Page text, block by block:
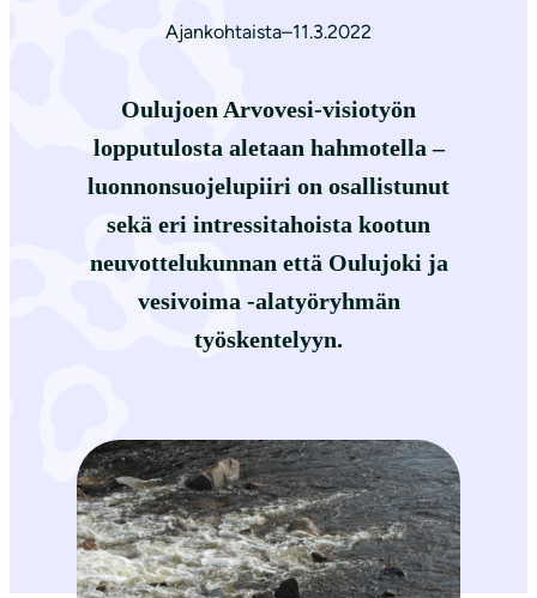
Ajankohtaista–11.3.2022
Oulujoen Arvovesi-visiotyön
lopputulosta aletaan hahmotella –
luonnonsuojelupiiri on osallistunut
sekä eri intressitahoista kootun
neuvottelukunnan että Oulujoki ja
vesivoima -alatyöryhmän
työskentelyyn.